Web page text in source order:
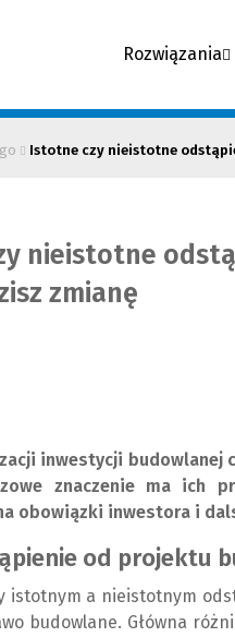
Rozwiązania
Istotne czy nieistotne
nieistotne
zmianę
inwestycji budowlanej
znaczenie ma ich
obowiązki inwestora i
od projektu
istotnym a nieistotnym
budowlane. Główna